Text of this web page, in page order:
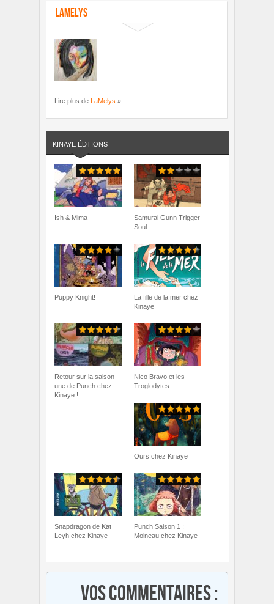
LaMelys
Lire plus de LaMelys »
KINAYE ÉDTIONS
Ish & Mima
Samurai Gunn Trigger
Soul
Puppy Knight!
La fille de la mer chez
Kinaye
Retour sur la saison
une de Punch chez
Kinaye !
Nico Bravo et les
Troglodytes
Ours chez Kinaye
Snapdragon de Kat
Leyh chez Kinaye
Punch Saison 1 :
Moineau chez Kinaye
Vos commentaires :